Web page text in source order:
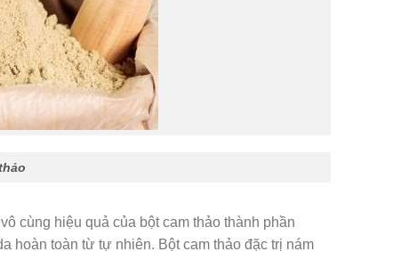
cùng hiệu quả của bột cam thảo thành phần
hoàn toàn từ tự nhiên. Bột cam thảo đặc trị nám